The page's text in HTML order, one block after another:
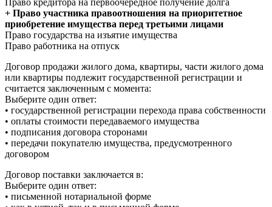
Право кредитора на первоочередное получение долга
+ Право участника правоотношения на приоритетное
приобретение имущества перед третьими лицами
Право государства на изъятие имущества
Право работника на отпуск
Договор продажи жилого дома, квартиры, части жилого дома
или квартиры подлежит государственной регистрации и
считается заключенным с момента:
Выберите один ответ:
• государственной регистрации перехода права собственности
• оплаты стоимости передаваемого имущества
• подписания договора сторонами
• передачи покупателю имущества, предусмотренного
договором
Договор поставки заключается в:
Выберите один ответ:
• письменной нотариальной форме